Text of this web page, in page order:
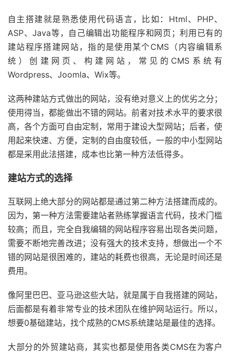
自主搭建就是熟悉使用代码语言，比如：Html、PHP、
ASP、Java等，自己编辑出功能程序和网页；利用已有的
建站程序搭建网站，指的是使用某个CMS（内容编辑系
统）创建网页、构建网站，常见的CMS系统有
Wordpress、Joomla、Wix等。
这两种建站方式做出的网站，没有绝对意义上的优劣之分；
使用得当，都能做出不错的网站。前者对技术水平的要求很
高，各个方面可自由定制，常用于建设大型网站；后者，使
用起来快速、方便，定制的自由度较低，一般的中小型网站
都是采用此法搭建，成本也比第一种方法低得多。
建站方式的选择
互联网上绝大部分的网站都是通过第二种方法搭建而成的。
因为，第一种方法需要建站者熟练掌握语言代码，技术门槛
较高；而且，完全自我编辑的网站程序容易出现各类问题，
需要不断地完善改进；没有强大的技术支持，想做出一个不
错的网站是很困难的，建站的耗费也很高，无论是时间还是
费用。
像阿里巴巴、亚马逊这些大站，就是属于自我搭建的网站，
后面都是有着非常专业的技术团队在维护网站运行。所以，
想要0基础建站，找个成熟的CMS系统建站是最佳的选择。
大部分的外贸建站商，其实也都是使用各类CMS在为客户